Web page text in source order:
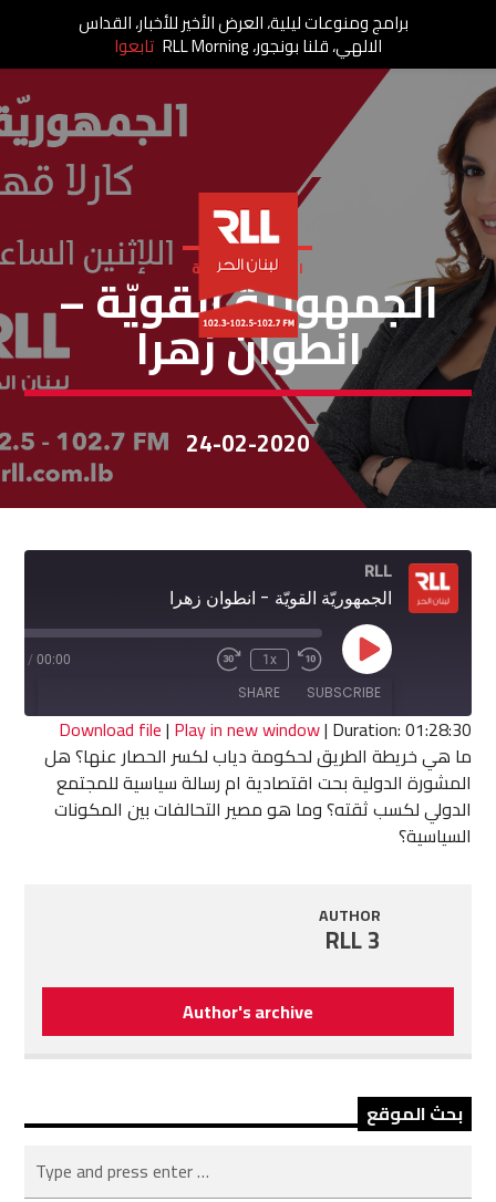
الجمهورية القوية
الجمهوريّة القويّة –
انطوان زهرا
24-02-2020
RLL
الجمهوريّة القويّة - انطوان زهرا
Play
Episode
Rewind
10
Seconds
1x
Fast
seconds
00:00
/
SUBSCRIBE
SHARE
RSS FEED
SHARE
LINK
Download file| Play in new window| Duration: 01:28:30
ما هي خريطة الطريق لحكومة دياب لكسر الحصار عنها؟ هل
المشورة الدولية بحت اقتصادية ام رسالة سياسية للمجتمع
الدولي لكسب ثقته؟ وما هو مصير التحالفات بين المكونات
السياسية؟
AUTHOR
RLL 3
Author's archive
بحث الموقع
برامج ومنوعات ليلية، العرض الأخير للأخبار، القداس
الالهي، قلنا بونجور، RLL Morning تابعوا